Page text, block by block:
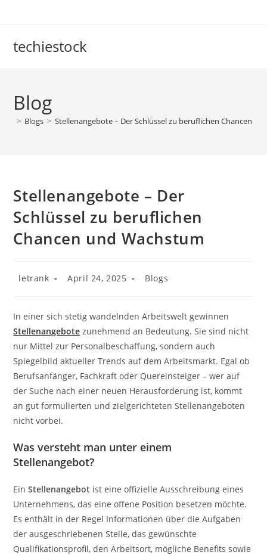
techiestock
Blog
> Blogs > Stellenangebote – Der Schlüssel zu beruflichen Chancen
Stellenangebote – Der
Schlüssel zu beruflichen
Chancen und Wachstum
Post
letrank
Post
published:
April 24, 2025
Post
category:
Blogs
In einer sich stetig wandelnden Arbeitswelt gewinnen
Stellenangebote zunehmend an Bedeutung. Sie sind nicht
nur Mittel zur Personalbeschaffung, sondern auch
Spiegelbild aktueller Trends auf dem Arbeitsmarkt. Egal ob
Berufsanfänger, Fachkraft oder Quereinsteiger – wer auf
der Suche nach einer neuen Herausforderung ist, kommt
an gut formulierten und zielgerichteten Stellenangeboten
nicht vorbei.
Was versteht man unter einem
Stellenangebot?
EinStellenangebot ist eine offizielle Ausschreibung eines
Unternehmens, das eine offene Position besetzen möchte.
Es enthält in der Regel Informationen über die Aufgaben
der ausgeschriebenen Stelle, das gewünschte
Qualifikationsprofil, den Arbeitsort, mögliche Benefits sowie